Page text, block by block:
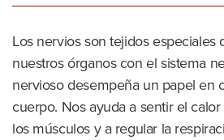
Los nervios son tejidos especiales
nuestros órganos con el sistema
nervioso desempeña un papel en
cuerpo. Nos ayuda a sentir el
los músculos y a regular la